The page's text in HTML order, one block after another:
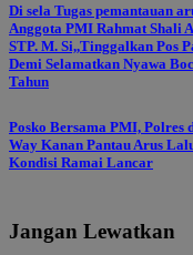
Di sela Tugas pemantauan
Anggota PMI Rahmat Shali
STP. M. Si,,Tinggalkan Pos
Demi Selamatkan Nyawa
Tahun
Posko Bersama PMI, Polres
Way Kanan Pantau Arus
Kondisi Ramai Lancar
Jangan Lewatkan